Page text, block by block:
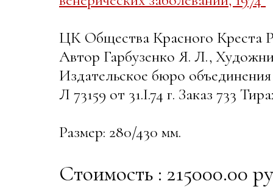
ЦК Общества Красного
Автор Гарбузенко Я. Л.,
Издательское бюро
Л 73159 от 31.I.74 г. Заказ 733
Размер: 280/430 мм.
Стоимость : 215000.00